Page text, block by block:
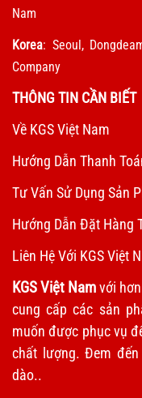
Nam
Korea: Seoul,
Company
THÔNG TIN CẦN BIẾT
Về KGS Việt Nam
Hướng Dẫn Thanh
Tư Vấn Sử Dụng Sản
Hướng Dẫn Đặt Hàng
Liên Hệ Với KGS Việt
KGS Việt Namvới
cung cấp các sản
muốn được phục vụ
chất lượng. Đem
dào..